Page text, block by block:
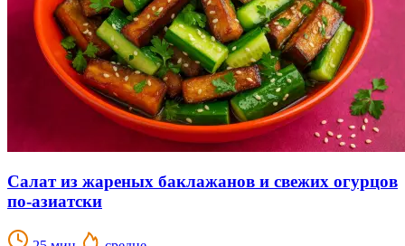
Салат из жареных баклажанов и свежих огурцов
по-азиатски